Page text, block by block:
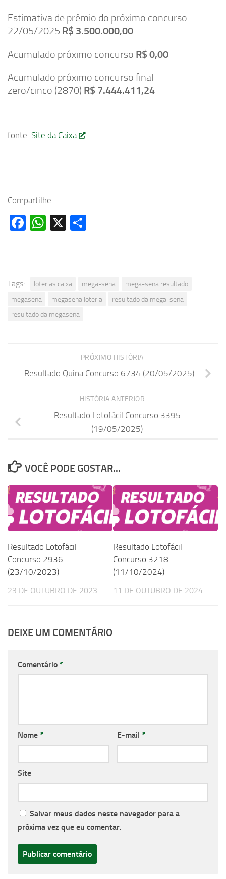
Estimativa de prêmio do próximo concurso
22/05/2025 R$ 3.500.000,00
Acumulado próximo concurso R$ 0,00
Acumulado próximo concurso final
zero/cinco (2870) R$ 7.444.411,24
fonte: Site da Caixa
Compartilhe:
Facebook
WhatsApp
X
Tags: loterias caixa mega-sena
mega-sena resultado
megasena
megasena loteria
resultado da mega-sena
resultado da megasena
PRÓXIMO HISTÓRIA
Resultado Quina Concurso 6734 (20/05/2025)
HISTÓRIA ANTERIOR
Resultado Lotofácil Concurso 3395
(19/05/2025)
VOCÊ PODE GOSTAR...
Resultado Lotofácil
Concurso 2936
(23/10/2023)
23 DE OUTUBRO DE 2023
Resultado Lotofácil
Concurso 3218
(11/10/2024)
11 DE OUTUBRO DE 2024
DEIXE UM COMENTÁRIO
Comentário *
Nome * E-mail *
Site
Salvar meus dados neste navegador para a
próxima vez que eu comentar.